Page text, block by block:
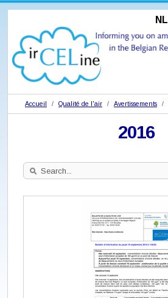
NL
Accueil Qualité de l'air Avertissements
2016
Search
Site